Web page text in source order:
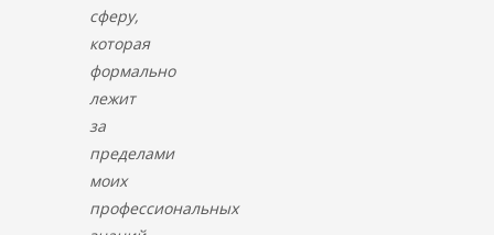
сферу,
которая
формально
лежит
за
пределами
моих
профессиональных